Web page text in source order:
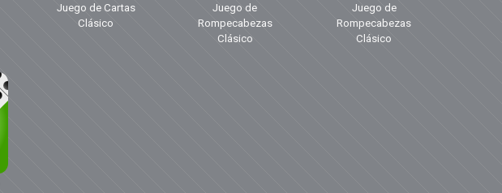
Juego de Cartas
Clásico
Juego de
Rompecabezas
Clásico
Juego de
Rompecabezas
Clásico